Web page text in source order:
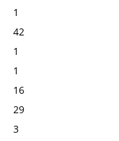
1
42
1
1
16
29
3